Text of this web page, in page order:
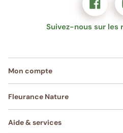
Suivez-nous sur les
Mon compte
Fleurance Nature
Aide & services